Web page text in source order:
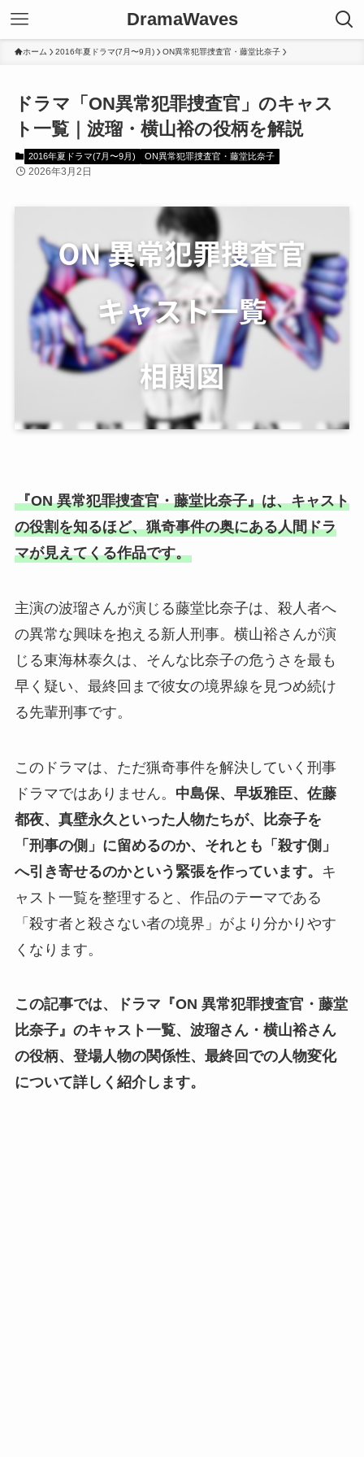
DramaWaves
ホーム 2016年夏ドラマ(7月〜9月) ON異常犯罪捜査官・藤堂比奈子
ドラマ「ON異常犯罪捜査官」のキャス
ト一覧｜波瑠・横山裕の役柄を解説
2016年夏ドラマ(7月〜9月) ON異常犯罪捜査官・藤堂比奈子
2026年3月2日
『ON 異常犯罪捜査官・藤堂比奈子』は、キャスト
の役割を知るほど、猟奇事件の奥にある人間ドラ
マが見えてくる作品です。
主演の波瑠さんが演じる藤堂比奈子は、殺人者へ
の異常な興味を抱える新人刑事。横山裕さんが演
じる東海林泰久は、そんな比奈子の危うさを最も
早く疑い、最終回まで彼女の境界線を見つめ続け
る先輩刑事です。
このドラマは、ただ猟奇事件を解決していく刑事
ドラマではありません。 中島保、早坂雅臣、佐藤
都夜、真壁永久といった人物たちが、比奈子を
「刑事の側」に留めるのか、それとも「殺す側」
へ引き寄せるのかという緊張を作っています。 キ
ャスト一覧を整理すると、作品のテーマである
「殺す者と殺さない者の境界」がより分かりやす
くなります。
この記事では、ドラマ『ON 異常犯罪捜査官・藤堂
比奈子』のキャスト一覧、波瑠さん・横山裕さん
の役柄、登場人物の関係性、最終回での人物変化
について詳しく紹介します。